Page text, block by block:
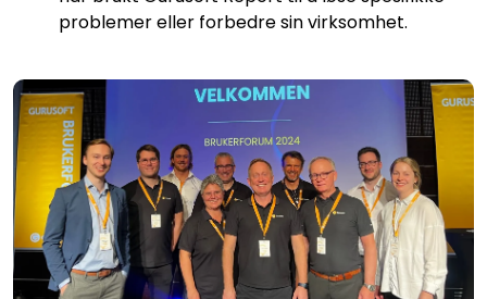
problemer eller forbedre sin virksomhet.